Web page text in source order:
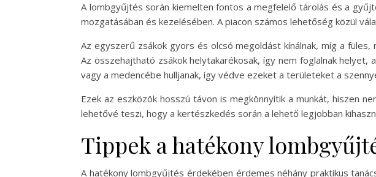
A lombgyűjtés során kiemelten fontos a megfelelő tárolás és a
mozgatásában és kezelésében. A piacon számos lehetőség közül
Az egyszerű zsákok gyors és olcsó megoldást kínálnak, míg a
Az összehajtható zsákok helytakarékosak, így nem foglalnak
vagy a medencébe hulljanak, így védve ezeket a területeket a
Ezek az eszközök hosszú távon is megkönnyítik a munkát, hiszen
lehetővé teszi, hogy a kertészkedés során a lehető legjobban
Tippek a hatékony
A hatékony lombgyűjtés érdekében érdemes néhány praktikus